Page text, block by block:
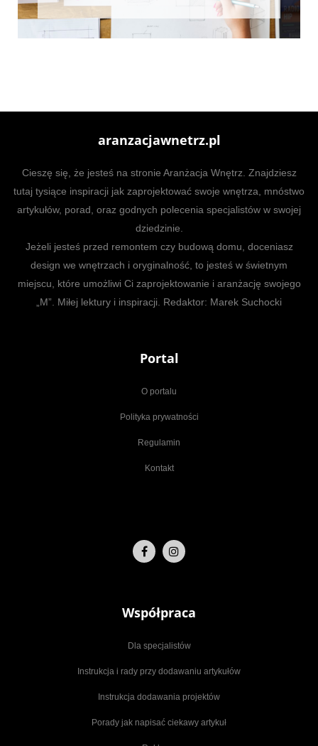
aranzacjawnetrz.pl
Cieszę się, że jesteś na stronie Aranżacja Wnętrz. Znajdziesz
tutaj tysiące inspiracji jak zaprojektować swoje wnętrza, mnóstwo
artykułów, porad, oraz godnych polecenia specjalistów w swojej
dziedzinie.
Jeżeli jesteś przed remontem czy budową domu, doceniasz
design we wnętrzach i oryginalność, to jesteś w świetnym
miejscu, które umożliwi Ci zaprojektowanie i aranżację swojego
„M”. Miłej lektury i inspiracji. Redaktor: Marek Suchocki
Portal
O portalu
Polityka prywatności
Regulamin
Kontakt
Współpraca
Dla specjalistów
Instrukcja i rady przy dodawaniu artykułów
Instrukcja dodawania projektów
Porady jak napisać ciekawy artykuł